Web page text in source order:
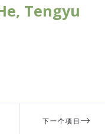
Tengyu
下一个项目